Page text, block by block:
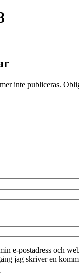
inte publiceras.
e-postadress och
jag skriver en